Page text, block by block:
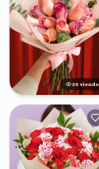
20 viendo